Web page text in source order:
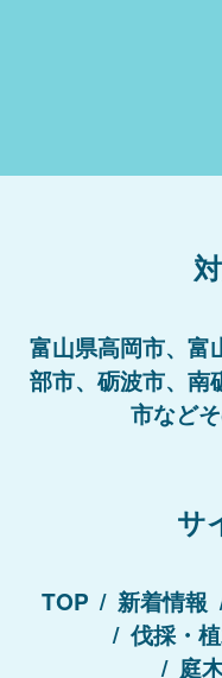
富山県高岡市、富
部市、砺波市、南
市など
サ
TOP 新着情報
伐採・
庭